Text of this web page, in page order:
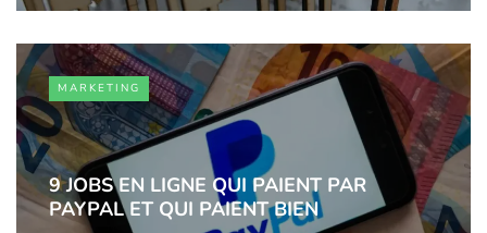
MARKETING
9 JOBS EN LIGNE QUI PAIENT PAR
PAYPAL ET QUI PAIENT BIEN